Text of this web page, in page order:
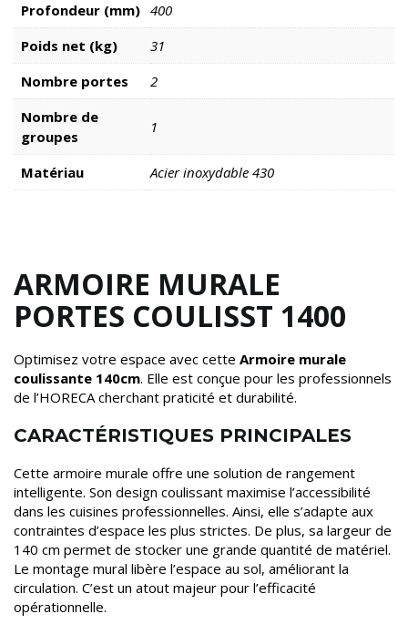
Profondeur (mm) 400
Poids net (kg)
31
Nombre portes
2
Nombre de
groupes
1
Matériau Acier inoxydable 430
ARMOIRE MURALE
PORTES COULISST 1400
Optimisez votre espace avec cette Armoire murale
coulissante 140cm. Elle est conçue pour les professionnels
de l’HORECA cherchant praticité et durabilité.
CARACTÉRISTIQUES PRINCIPALES
Cette armoire murale offre une solution de rangement
intelligente. Son design coulissant maximise l’accessibilité
dans les cuisines professionnelles. Ainsi, elle s’adapte aux
contraintes d’espace les plus strictes. De plus, sa largeur de
140 cm permet de stocker une grande quantité de matériel.
Le montage mural libère l’espace au sol, améliorant la
circulation. C’est un atout majeur pour l’efficacité
opérationnelle.